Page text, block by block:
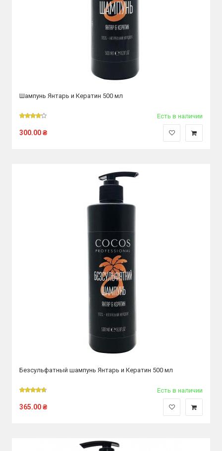
Шампунь Янтарь и Кератин 500 мл
Есть в наличии
300.00₴
Безсульфатный шампунь Янтарь и Кератин 500 мл
Есть в наличии
365.00₴